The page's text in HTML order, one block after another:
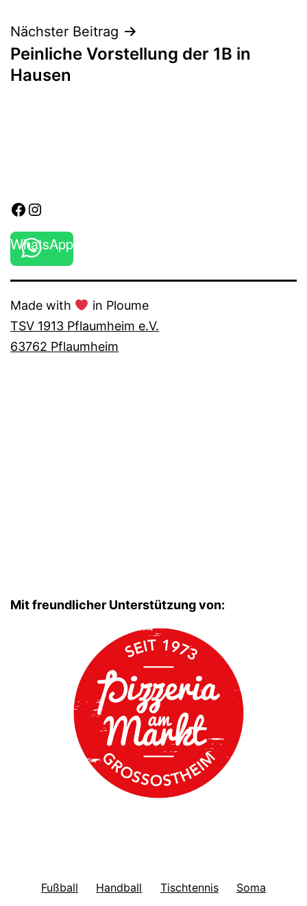
Nächster Beitrag
Peinliche Vorstellung der 1B in
Hausen
Facebook
Instagram
WhatsApp
Made with
in Ploume
TSV 1913 Pflaumheim e.V.
63762 Pflaumheim
Mit freundlicher Unterstützung von:
Fußball Handball Tischtennis Soma